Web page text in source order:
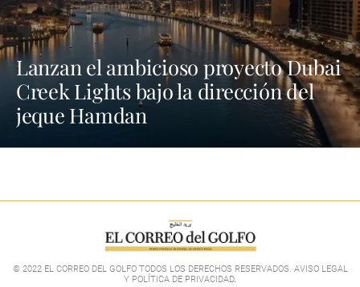
Lanzan el ambicioso proyecto Dubai
Creek Lights bajo la dirección del
jeque Hamdan
© 2022 EL CORREO DEL GOLFO TODOS LOS DERECHOS RESERVADOS. AVISO LEGAL
Y POLÍTICA DE PRIVACIDAD.